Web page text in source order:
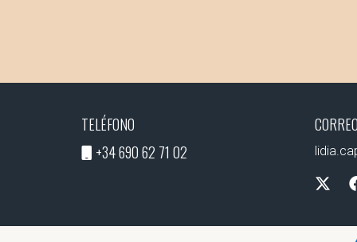
locales. Recuerda que cada reforma es una
TELÉFONO
+34 690 62 71 02